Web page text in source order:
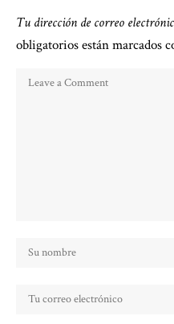
Tu dirección de correo
obligatorios están marcados